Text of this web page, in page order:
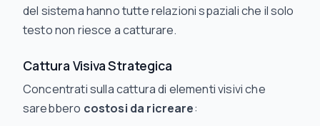
del sistema hanno tutte relazioni spaziali che il solo
testo non riesce a catturare.
Cattura Visiva Strategica
Concentrati sulla cattura di elementi visivi che
sarebbero costosi da ricreare: